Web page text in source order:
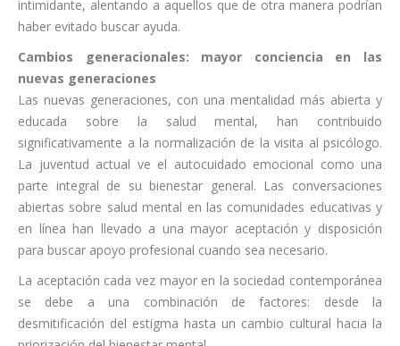
intimidante, alentando a aquellos que de otra manera podrían
haber evitado buscar ayuda.
Cambios generacionales: mayor conciencia en las
nuevas generaciones
Las nuevas generaciones, con una mentalidad más abierta y
educada sobre la salud mental, han contribuido
significativamente a la normalización de la visita al psicólogo.
La juventud actual ve el autocuidado emocional como una
parte integral de su bienestar general. Las conversaciones
abiertas sobre salud mental en las comunidades educativas y
en línea han llevado a una mayor aceptación y disposición
para buscar apoyo profesional cuando sea necesario.
La aceptación cada vez mayor en la sociedad contemporánea
se debe a una combinación de factores: desde la
desmitificación del estigma hasta un cambio cultural hacia la